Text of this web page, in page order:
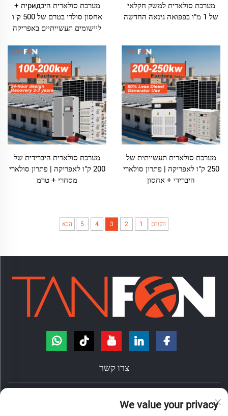
מערכת סולארית למשק חקלאי
של 1 מ"ו בפפואה גינאה החדשה
מערכת סולארית היבридית +
אחסון סולרי בטרם של 500 ק"ו
ליישומים תעשייתיים באפריקה
מערכת סולארית תעשייתית של
250 ק"ו לאפריקה | פתרון סולארי
היברידי + אחסון
מערכת סולארית היברידית של
200 ק"ו לאפריקה | פתרון סולארי
מסחרי + טרמ
הקודם 1
2
3
4
5 הבא
צרו קשר
הדרך הונגדה, מס' 7, עיריית ננژואנג, ראיון צ'אנצ'נג, עיר פושאן, פרובינציית
גואנדונג, סין.
We value your privacy